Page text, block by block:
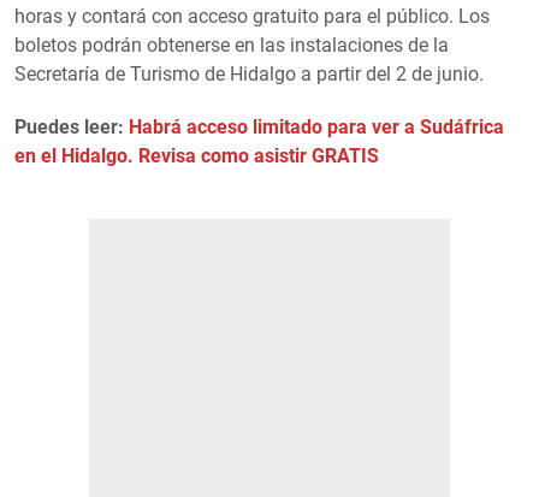
horas y contará con acceso gratuito para el público. Los
boletos podrán obtenerse en las instalaciones de la
Secretaría de Turismo de Hidalgo a partir del 2 de junio.
Puedes leer: Habrá acceso limitado para ver a Sudáfrica
en el Hidalgo. Revisa como asistir GRATIS